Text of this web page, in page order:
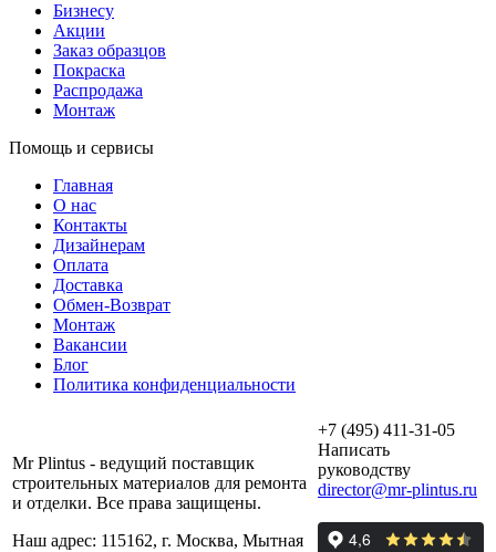
Бизнесу
Акции
Заказ образцов
Покраска
Распродажа
Монтаж
Помощь и сервисы
Главная
О нас
Контакты
Дизайнерам
Оплата
Доставка
Обмен-Возврат
Монтаж
Вакансии
Блог
Политика конфиденциальности
Mr Plintus - ведущий поставщик
строительных материалов для ремонта
и отделки. Все права защищены.
Наш адрес: 115162, г. Москва, Мытная
+7 (495) 411-31-05
Написать
руководству
director@mr-plintus.ru